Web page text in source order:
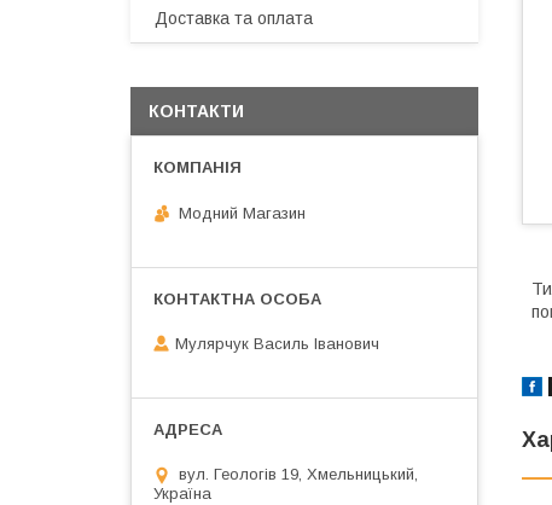
Доставка та оплата
КОНТАКТИ
Модний Магазин
Мулярчук Василь Іванович
вул. Геологів 19, Хмельницький,
Україна